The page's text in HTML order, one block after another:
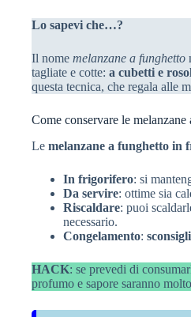
Lo sapevi che…?
Il nome melanzane a funghetto
tagliate e cotte: a cubetti e
questa tecnica, che regala alle
Come conservare le melanzane
Le melanzane a funghetto in
In frigorifero: si
Da servire: ottime sia
Riscaldare: puoi
necessario.
Congelamento:
HACK: se prevedi di
profumo e sapore saranno